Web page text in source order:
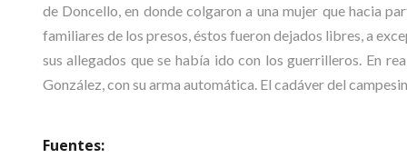
de Doncello, en donde colgaron a una mujer que hacia
familiares de los presos, éstos fueron dejados libres, a
sus allegados que se había ido con los guerrilleros. En
González, con su arma automática. El cadáver del
Fuentes: